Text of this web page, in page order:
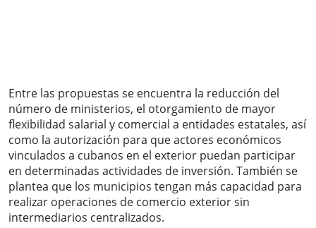
Entre las propuestas se encuentra la reducción del
número de ministerios, el otorgamiento de mayor
flexibilidad salarial y comercial a entidades estatales, así
como la autorización para que actores económicos
vinculados a cubanos en el exterior puedan participar
en determinadas actividades de inversión. También se
plantea que los municipios tengan más capacidad para
realizar operaciones de comercio exterior sin
intermediarios centralizados.